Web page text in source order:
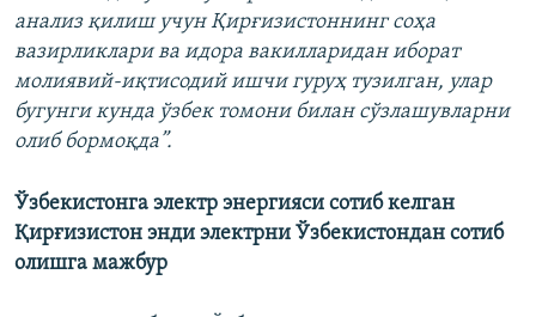
анализ қилиш учун Қирғизистоннинг соҳа
вазирликлари ва идора вакилларидан иборат
молиявий-иқтисодий ишчи гуруҳ тузилган, улар
бугунги кунда ўзбек томони билан сўзлашувларни
олиб бормоқда”.
Ўзбекистонга электр энергияси сотиб келган
Қирғизистон энди электрни Ўзбекистондан сотиб
олишга мажбур